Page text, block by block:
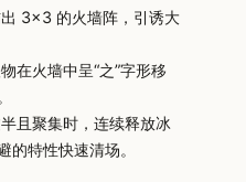
3×3 的火墙阵，引诱大
在火墙中呈“之”字形移
且聚集时，连续释放冰
的特性快速清场。